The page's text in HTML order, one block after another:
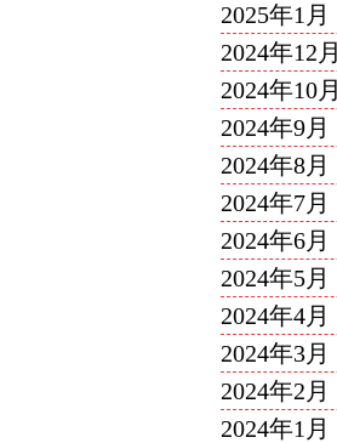
2025年1月
2024年12月
2024年10月
2024年9月
2024年8月
2024年7月
2024年6月
2024年5月
2024年4月
2024年3月
2024年2月
2024年1月